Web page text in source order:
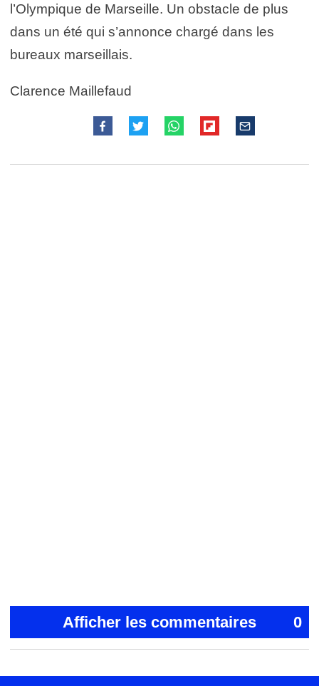
l’Olympique de Marseille. Un obstacle de plus
dans un été qui s’annonce chargé dans les
bureaux marseillais.
Clarence Maillefaud
Afficher les commentaires 0